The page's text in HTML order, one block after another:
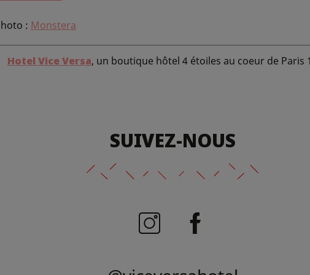
: Monstera
Hotel Vice Versa, un boutique hôtel 4 étoiles au coeur de Paris
SUIVEZ-NOUS